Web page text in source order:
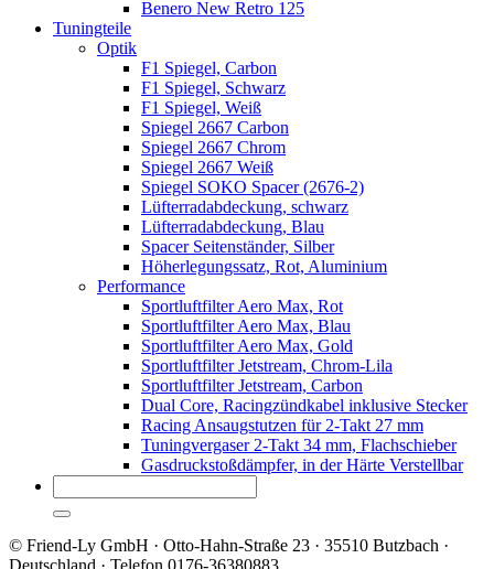
Benero New Retro 125
Tuningteile
Optik
F1 Spiegel, Carbon
F1 Spiegel, Schwarz
F1 Spiegel, Weiß
Spiegel 2667 Carbon
Spiegel 2667 Chrom
Spiegel 2667 Weiß
Spiegel SOKO Spacer (2676-2)
Lüfterradabdeckung, schwarz
Lüfterradabdeckung, Blau
Spacer Seitenständer, Silber
Höherlegungssatz, Rot, Aluminium
Performance
Sportluftfilter Aero Max, Rot
Sportluftfilter Aero Max, Blau
Sportluftfilter Aero Max, Gold
Sportluftfilter Jetstream, Chrom-Lila
Sportluftfilter Jetstream, Carbon
Dual Core, Racingzündkabel inklusive Stecker
Racing Ansaugstutzen für 2-Takt 27 mm
Tuningvergaser 2-Takt 34 mm, Flachschieber
Gasdruckstoßdämpfer, in der Härte Verstellbar
© Friend-Ly GmbH · Otto-Hahn-Straße 23 · 35510 Butzbach ·